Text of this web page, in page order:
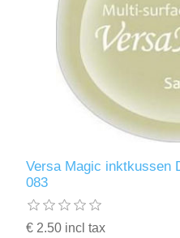
Versa Magic inktkussen
083
€ 2.50 incl tax